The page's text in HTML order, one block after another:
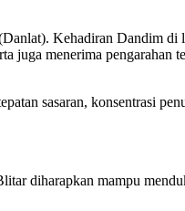
Kehadiran Dandim di
juga menerima pengarahan
sasaran, konsentrasi
diharapkan mampu